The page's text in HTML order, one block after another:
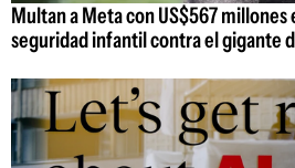
Multan a Meta con US$567
seguridad infantil contra el gigante